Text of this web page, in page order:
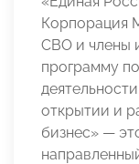
Корпорация
СВО и члены
программу
открытии и
бизнес» —